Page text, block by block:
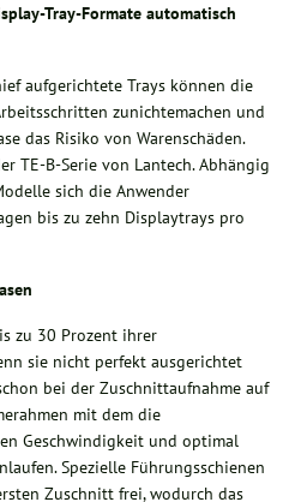
Tray-Formate automatisch
aufgerichtete Trays können die
zunichtemachen und
das Risiko von Warenschäden.
TE-B-Serie von Lantech. Abhängig
sich die Anwender
bis zu zehn Displaytrays pro
zu 30 Prozent ihrer
sie nicht perfekt ausgerichtet
bei der Zuschnittaufnahme auf
mit dem die
Geschwindigkeit und optimal
Spezielle Führungsschienen
Zuschnitt frei, wodurch das